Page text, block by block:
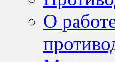
О